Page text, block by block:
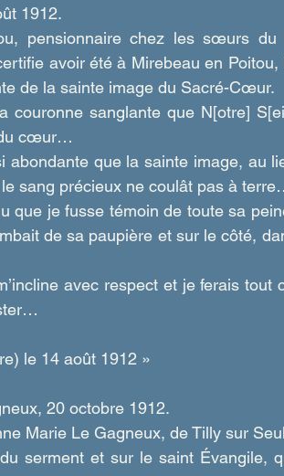
1912.
pensionnaire chez les sœurs
avoir été à Mirebeau en
de la sainte image du Sacré-Cœur.
couronne sanglante que N[otre]
cœur…
abondante que la sainte image, au
sang précieux ne coulât pas à
que je fusse témoin de toute sa
de sa paupière et sur le côté,
avec respect et je ferais
le 14 août 1912 »
20 octobre 1912.
Marie Le Gagneux, de Tilly sur